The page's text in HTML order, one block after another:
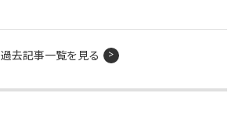
過去記事一覧を見る